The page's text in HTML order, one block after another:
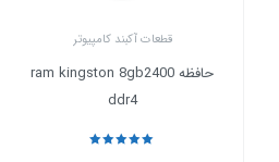
قطعات آکبند کامپیوتر
حافظه ram kingston 8gb2400
ddr4